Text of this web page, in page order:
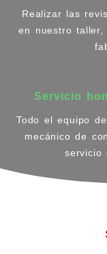
Realizar las
en nuestro
Servicio
Todo el equipo
mecánico de
servicio